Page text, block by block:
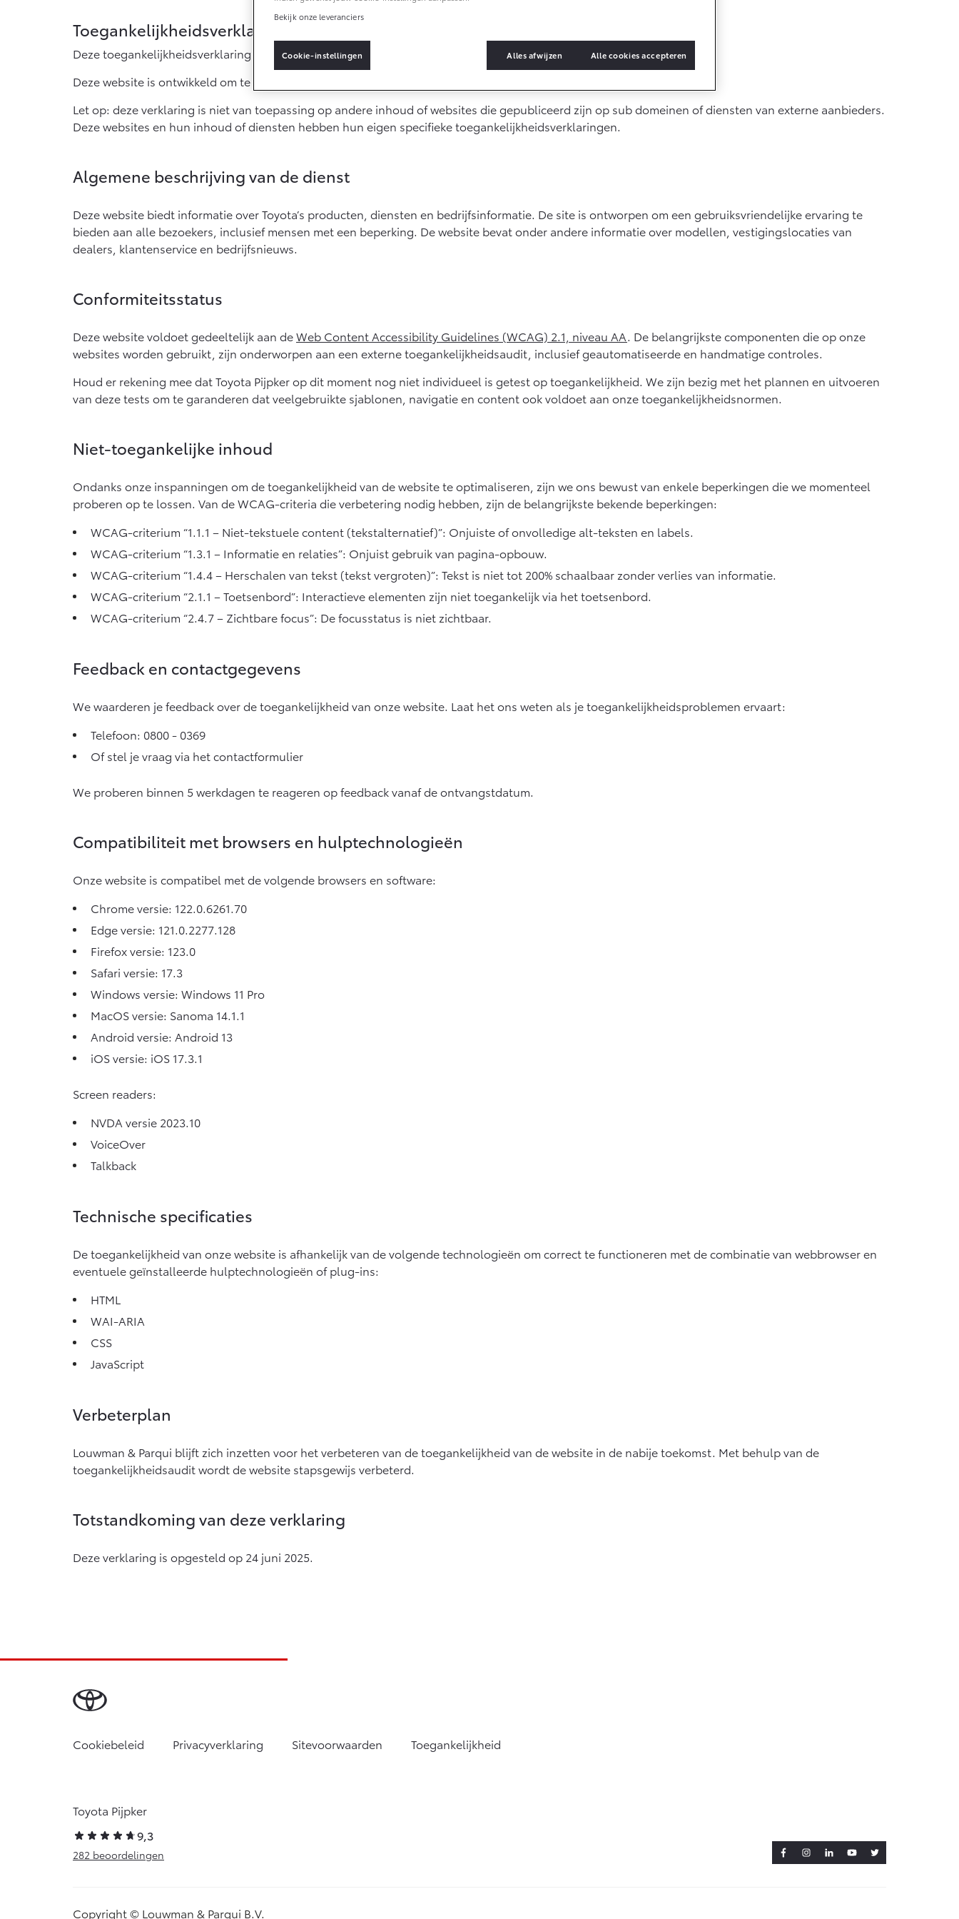
Connected
Connected Services
MyToyota App
Connected check
Navigatie updates
Toegankelijkheidsverklaring
Deze toegankelijkheidsverklaring is van toepassing op de website van Louwman & Parqui B.V. en Toyota Pijpker.
Deze website is ontwikkeld om te voldoen aan de Europese Toegankelijkheidswet (EAA) oftewel richtlijn 2019/882.
Let op: deze verklaring is niet van toepassing op andere inhoud of websites die gepubliceerd zijn op sub domeinen of diensten van externe aanbieders.
Deze websites en hun inhoud of diensten hebben hun eigen specifieke toegankelijkheidsverklaringen.
Algemene beschrijving van de dienst
Deze website biedt informatie over Toyota’s producten, diensten en bedrijfsinformatie. De site is ontworpen om een gebruiksvriendelijke ervaring te
bieden aan alle bezoekers, inclusief mensen met een beperking. De website bevat onder andere informatie over modellen, vestigingslocaties van
dealers, klantenservice en bedrijfsnieuws.
Conformiteitsstatus
Deze website voldoet gedeeltelijk aan deWeb Content Accessibility Guidelines (WCAG) 2.1, niveau AA. De belangrijkste componenten die op onze
websites worden gebruikt, zijn onderworpen aan een externe toegankelijkheidsaudit, inclusief geautomatiseerde en handmatige controles.
Houd er rekening mee dat Toyota Pijpker op dit moment nog niet individueel is getest op toegankelijkheid. We zijn bezig met het plannen en uitvoeren
van deze tests om te garanderen dat veelgebruikte sjablonen, navigatie en content ook voldoet aan onze toegankelijkheidsnormen.
Niet-toegankelijke inhoud
Ondanks onze inspanningen om de toegankelijkheid van de website te optimaliseren, zijn we ons bewust van enkele beperkingen die we momenteel
proberen op te lossen. Van de WCAG-criteria die verbetering nodig hebben, zijn de belangrijkste bekende beperkingen:
WCAG-criterium “1.1.1 – Niet-tekstuele content (tekstalternatief)”: Onjuiste of onvolledige alt-teksten en labels.
WCAG-criterium “1.3.1 – Informatie en relaties”: Onjuist gebruik van pagina-opbouw.
WCAG-criterium “1.4.4 – Herschalen van tekst (tekst vergroten)”: Tekst is niet tot 200% schaalbaar zonder verlies van informatie.
WCAG-criterium “2.1.1 – Toetsenbord”: Interactieve elementen zijn niet toegankelijk via het toetsenbord.
WCAG-criterium “2.4.7 – Zichtbare focus”: De focusstatus is niet zichtbaar.
Feedback en contactgegevens
We waarderen je feedback over de toegankelijkheid van onze website. Laat het ons weten als je toegankelijkheidsproblemen ervaart:
Telefoon: 0800 - 0369
Of stel je vraag via hetcontactformulier
We proberen binnen 5 werkdagen te reageren op feedback vanaf de ontvangstdatum.
Compatibiliteit met browsers en hulptechnologieën
Onze website is compatibel met de volgende browsers en software:
Chrome versie: 122.0.6261.70
Edge versie: 121.0.2277.128
Firefox versie: 123.0
Safari versie: 17.3
Windows versie: Windows 11 Pro
MacOS versie: Sanoma 14.1.1
Android versie: Android 13
iOS versie: iOS 17.3.1
Screen readers:
NVDA versie 2023.10
VoiceOver
Talkback
Technische specificaties
De toegankelijkheid van onze website is afhankelijk van de volgende technologieën om correct te functioneren met de combinatie van webbrowser en
eventuele geïnstalleerde hulptechnologieën of plug-ins:
HTML
WAI-ARIA
CSS
JavaScript
Verbeterplan
Louwman & Parqui blijft zich inzetten voor het verbeteren van de toegankelijkheid van de website in de nabije toekomst. Met behulp van de
toegankelijkheidsaudit wordt de website stapsgewijs verbeterd.
Totstandkoming van deze verklaring
Deze verklaring is opgesteld op 24 juni 2025.
Cookiebeleid Privacyverklaring Sitevoorwaarden Toegankelijkheid
Toyota Pijpker
9,3
282 beoordelingen
Copyright © Louwman & Parqui B.V.
Bekijk onze leveranciers
Cookie-instellingen Alles afwijzen Alle cookies accepteren